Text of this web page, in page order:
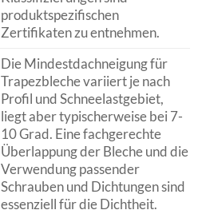
produktspezifischen
Zertifikaten zu entnehmen.
Die Mindestdachneigung für
Trapezbleche variiert je nach
Profil und Schneelastgebiet,
liegt aber typischerweise bei 7-
10 Grad. Eine fachgerechte
Überlappung der Bleche und die
Verwendung passender
Schrauben und Dichtungen sind
essenziell für die Dichtheit.